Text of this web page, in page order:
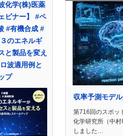
化学(株)医薬
ビナー】 #ペ
#有機合成 #
のエネルギ
と製品を変え
波適用例と
プ
収率予測モデ
第716回のスポッ
化学研究所（中
しました…